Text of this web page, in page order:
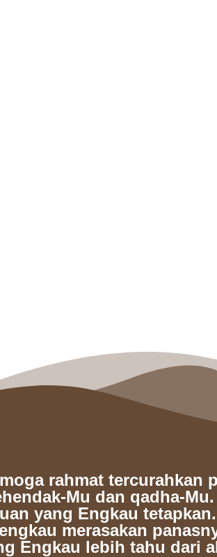
rahmat tercurahkan
Mu dan qadha-
yang Engkau
merasakan
Engkau lebih tahu dari